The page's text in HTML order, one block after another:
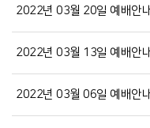
2022년 03월 20일 예배안
2022년 03월 13일 예배안
2022년 03월 06일 예배안